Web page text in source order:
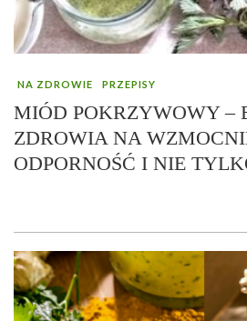
NA ZDROWIE PRZEPISY
MIÓD POKRZYWOWY –
ZDROWIA NA
ODPORNOŚĆ I NIE